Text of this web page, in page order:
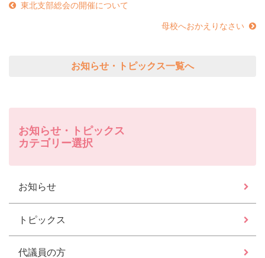
東北支部総会の開催について
母校へおかえりなさい
お知らせ・トピックス一覧へ
お知らせ・トピックス
カテゴリー選択
お知らせ
トピックス
代議員の方